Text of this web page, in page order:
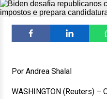
Por Andrea Shalal
WASHINGTON (Reuters) –